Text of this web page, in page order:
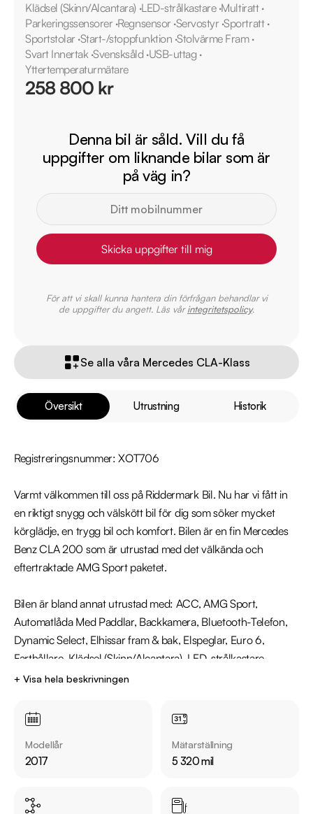
Översikt Utrustning Historik
Registreringsnummer: XOT706
Varmt välkommen till oss på Riddermark Bil. Nu har vi fått in
en riktigt snygg och välskött bil för dig som söker mycket
körglädje, en trygg bil och komfort. Bilen är en fin Mercedes
Benz CLA 200 som är utrustad med det välkända och
eftertraktade AMG Sport paketet.
Bilen är bland annat utrustad med: ACC, AMG Sport,
Automatlåda Med Paddlar, Backkamera, Bluetooth-Telefon,
Dynamic Select, Elhissar fram & bak, Elspeglar, Euro 6,
Farthållare, Klädsel (Skinn/Alcantara), LED-strålkastare,
Multiratt, Parkeringssensorer, Sportratt, Sportstolar,
Svensksåld, USB-uttag.
Bilen är servad på följande datum och miltal: 2018-07-11 511
mil, 2019-07-16 1978 mil, 2020-07-15 3560 mil, 2021-07-03
+ Visa hela beskrivningen
Modellår
2017
Mätarställning
5 320 mil
Klädsel (Skinn/Alcantara) ·LED-strålkastare·Multiratt·
Parkeringssensorer ·Regnsensor ·Servostyr ·Sportratt·
Sportstolar ·Start-/stoppfunktion ·Stolvärme Fram·
Svart Innertak·Svensksåld ·USB-uttag ·
Yttertemperaturmätare
258 800 kr
Denna bil är såld. Vill du få
uppgifter om liknande bilar som är
på väg in?
Skicka uppgifter till mig
För att vi skall kunna hantera din förfrågan behandlar vi
de uppgifter du angett. Läs vårintegritetspolicy.
Se alla våra Mercedes CLA-Klass